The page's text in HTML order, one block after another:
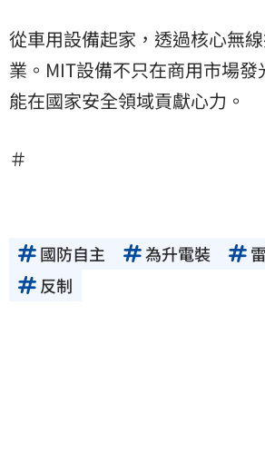
從車用設備起家，透過核心無
業。MIT設備不只在商用市場
能在國家安全領域貢獻心力。
＃
國防自主 為升電裝
反制